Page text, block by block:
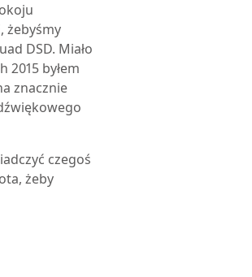
żebyśmy
DSD. Miało
byłem
znacznie
czegoś
żeby